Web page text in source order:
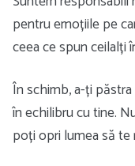
pentru emoțiile pe
ceea ce spun ceilalți
În schimb, a-ți
în echilibru cu tine.
poți opri lumea să te